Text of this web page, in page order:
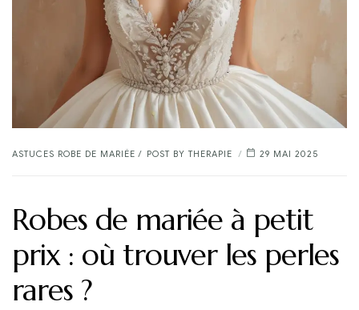
CATEGORIES
ASTUCES ROBE DE MARIÉE POST BYTHERAPIE 29 MAI 2025
Robes de mariée à petit
prix : où trouver les perles
rares ?